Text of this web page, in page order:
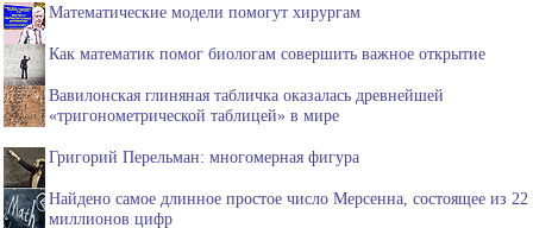
Математические модели помогут хирургам
Как математик помог биологам совершить важное открытие
Вавилонская глиняная табличка оказалась древнейшей
«тригонометрической таблицей» в мире
Григорий Перельман: многомерная фигура
Найдено самое длинное простое число Мерсенна, состоящее из 22
миллионов цифр